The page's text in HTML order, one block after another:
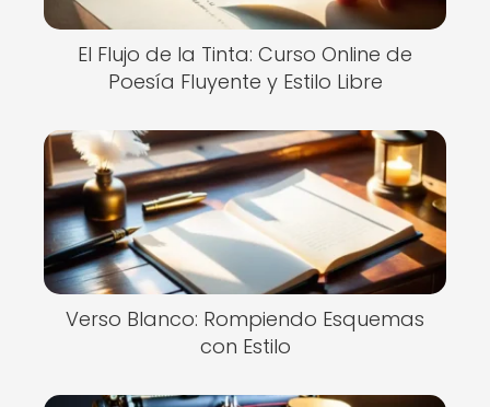
El Flujo de la Tinta: Curso Online de
Poesía Fluyente y Estilo Libre
Verso Blanco: Rompiendo Esquemas
con Estilo